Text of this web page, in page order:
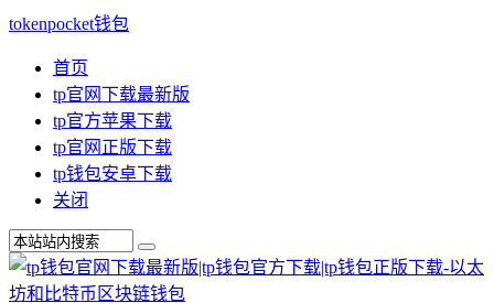
tokenpocket钱包
首页
tp官网下载最新版
tp官方苹果下载
tp官网正版下载
tp钱包安卓下载
关闭